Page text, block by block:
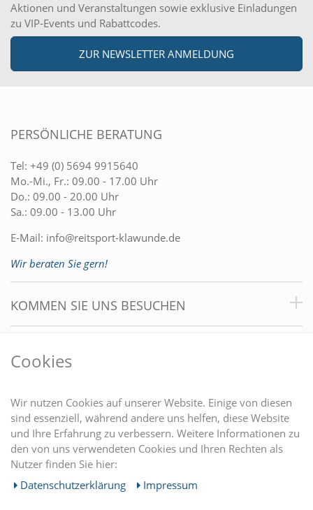
Aktionen und Veranstaltungen sowie exklusive Einladungen
zu VIP-Events und Rabattcodes.
ZUR NEWSLETTER ANMELDUNG
PERSÖNLICHE BERATUNG
Tel: +49 (0) 5694 9915640
Mo.-Mi., Fr.: 09.00 - 17.00 Uhr
Do.: 09.00 - 20.00 Uhr
Sa.: 09.00 - 13.00 Uhr
E-Mail: info@reitsport-klawunde.de
Wir beraten Sie gern!
KOMMEN SIE UNS BESUCHEN
EINKAUFEN
MEIN KONTO
Cookies
Wir nutzen Cookies auf unserer Website. Einige von diesen
sind essenziell, während andere uns helfen, diese Website
und Ihre Erfahrung zu verbessern. Weitere Informationen zu
den von uns verwendeten Cookies und Ihren Rechten als
Nutzer finden Sie hier:
Daten­schutz­erklärung
Impressum